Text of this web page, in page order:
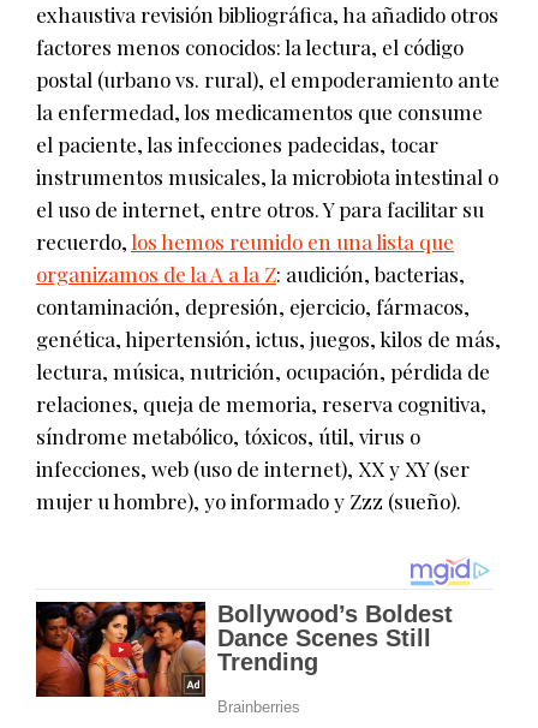
exhaustiva revisión bibliográfica, ha añadido otros
factores menos conocidos: la lectura, el código
postal (urbano vs. rural), el empoderamiento ante
la enfermedad, los medicamentos que consume
el paciente, las infecciones padecidas, tocar
instrumentos musicales, la microbiota intestinal o
el uso de internet, entre otros. Y para facilitar su
recuerdo,los hemos reunido en una lista que
organizamos de la A a la Z: audición, bacterias,
contaminación, depresión, ejercicio, fármacos,
genética, hipertensión, ictus, juegos, kilos de más,
lectura, música, nutrición, ocupación, pérdida de
relaciones, queja de memoria, reserva cognitiva,
síndrome metabólico, tóxicos, útil, virus o
infecciones, web (uso de internet), XX y XY (ser
mujer u hombre), yo informado y Zzz (sueño).